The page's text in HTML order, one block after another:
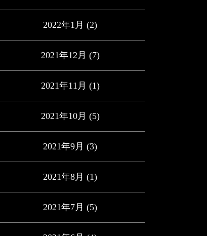
2022年1月 (2)
2021年12月 (7)
2021年11月 (1)
2021年10月 (5)
2021年9月 (3)
2021年8月 (1)
2021年7月 (5)